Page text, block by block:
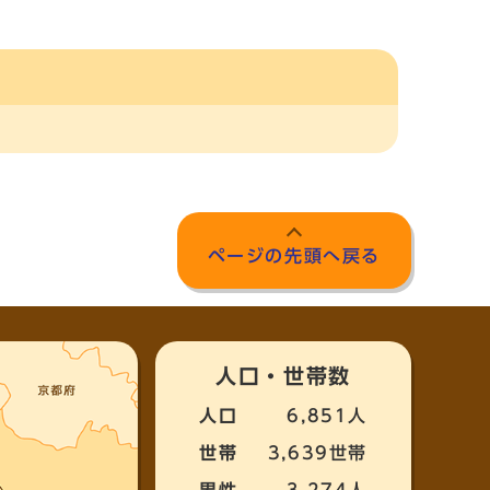
ページの先頭へ戻る
人口・世帯数
人口 6,851人
世帯 3,639世帯